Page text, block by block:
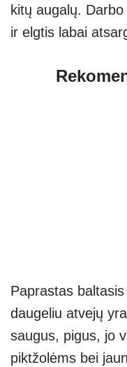
kitų augalų.
ir elgtis labai
Paprastas
daugeliu atvejų
saugus, pigus, jo
piktžolėms bei